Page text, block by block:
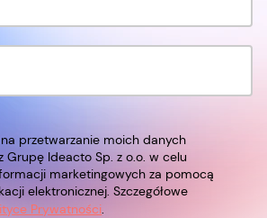
przetwarzanie moich danych
Grupę Ideacto Sp. z o.o. w celu
marketingowych za pomocą
elektronicznej. Szczegółowe
Prywatności.